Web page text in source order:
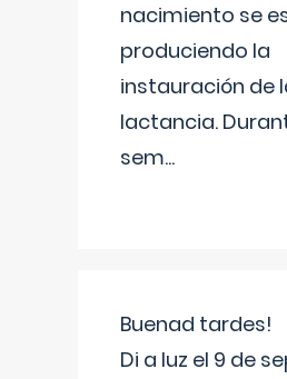
nacimiento se
produciendo la
instauración de
lactancia.
sem...
Buenad tardes!
Di a luz el 9 de